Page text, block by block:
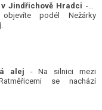
Jindřichově Hradci - V
podél Nežárky
alej - Na silnici mezi
se nachází